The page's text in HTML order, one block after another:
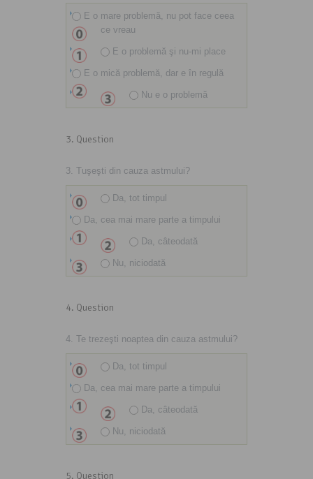
E o mare problemă, nu pot face ceea
ce vreau
E o problemă şi nu-mi place
E o mică problemă, dar e în regulă
Nu e o problemă
3. Question
3. Tuşeşti din cauza astmului?
Da, tot timpul
Da, cea mai mare parte a timpului
Da, câteodată
Nu, niciodată
4. Question
4. Te trezeşti noaptea din cauza astmului?
Da, tot timpul
Da, cea mai mare parte a timpului
Da, câteodată
Nu, niciodată
5. Question